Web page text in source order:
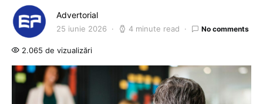
Advertorial
25 iunie 2026 4 minute read No comments
2.065 de vizualizări